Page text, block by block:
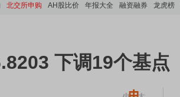
北交所申购 AH股比价 年报大全 融资融券 龙虎榜
下调19个基点